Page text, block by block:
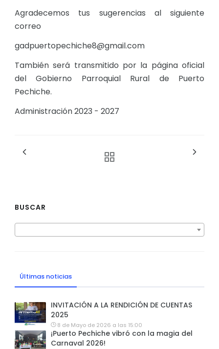
Agradecemos tus sugerencias al siguiente
correo
gadpuertopechiche8@gmail.com
También será transmitido por la página oficial
del Gobierno Parroquial Rural de Puerto
Pechiche.
Administración 2023 - 2027
BUSCAR
Últimas noticias
INVITACIÓN A LA RENDICIÓN DE CUENTAS
2025
8 de Mayo de 2026 a las 15:00
¡Puerto Pechiche vibró con la magia del
Carnaval 2026!